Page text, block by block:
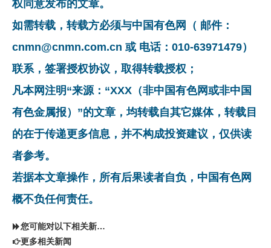
权同意发布的文章。
如需转载，转载方必须与中国有色网（ 邮件：
cnmn@cnmn.com.cn 或 电话：010-63971479）
联系，签署授权协议，取得转载授权；
凡本网注明“来源：“XXX（非中国有色网或非中国
有色金属报）”的文章，均转载自其它媒体，转载目
的在于传递更多信息，并不构成投资建议，仅供读
者参考。
若据本文章操作，所有后果读者自负，中国有色网
概不负任何责任。
您可能对以下相关新闻同样感兴趣
更多相关新闻